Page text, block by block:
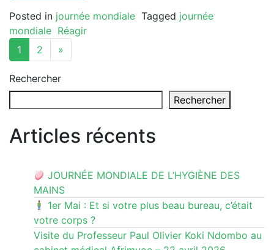
Posted in journée mondiale Tagged journée
mondiale Réagir
Posts navigation
1 2 »
Rechercher
Rechercher
Articles récents
JOURNÉE MONDIALE DE L’HYGIÈNE DES
MAINS
1er Mai : Et si votre plus beau bureau, c’était
votre corps ?
Visite du Professeur Paul Olivier Koki Ndombo au